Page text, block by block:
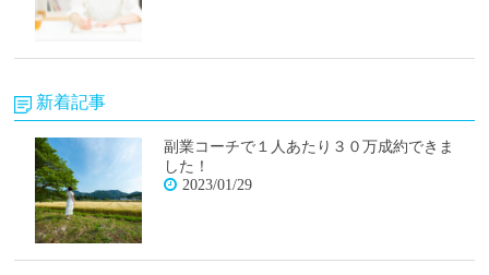
新着記事
副業コーチで１人あたり３０万成約できま
した！
2023/01/29